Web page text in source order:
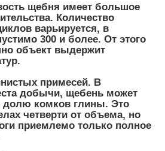
щебня имеет большое
Количество
варьируется, в
300 и более. От этого
объект выдержит
примесей. В
добычи, щебень может
долю комков глины. Это
четверти от объема, но
приемлемо только полное